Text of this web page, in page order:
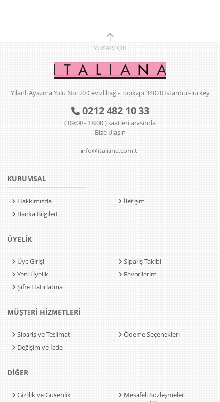
YUKARI ÇIK
Yılanlı Ayazma Yolu No: 20 Cevizlibağ - Topkapı 34020 Istanbul-Turkey
0212 482 10 33
( 09:00 - 18:00 ) saatleri arasında
Bize Ulaşın
info@italiana.com.tr
KURUMSAL
Hakkımızda
Banka Bilgilerİ
İletişim
ÜYELİK
Üye Girişi
Yeni Üyelik
Şifre Hatırlatma
Sipariş Takibi
Favorilerim
MÜŞTERİ HİZMETLERİ
Sipariş ve Teslimat
Değişim ve İade
Ödeme Seçenekleri
DİĞER
Gizlilik ve Güvenlik
Mesafeli Sözleşmeler